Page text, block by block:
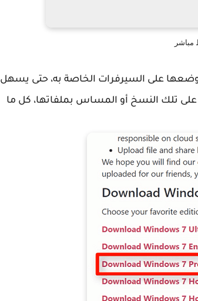
على السيرفرات الخاصة به، حتى يسهل
تلك النسخ أو المساس بملفاتها، كل ما